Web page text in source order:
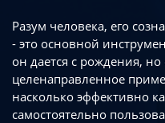
Разум человека, его
- это основной
он дается с рождения, но
целенаправленное
насколько эффективно
самостоятельно